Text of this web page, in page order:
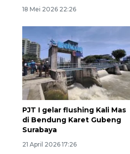
18 Mei 2026 22:26
PJT I gelar flushing Kali Mas
di Bendung Karet Gubeng
Surabaya
21 April 2026 17:26